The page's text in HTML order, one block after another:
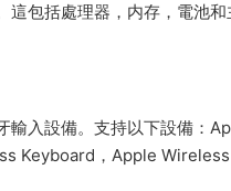
這包括處理器，内存，電池
輸入設備。支持以下設備
Keyboard，Apple